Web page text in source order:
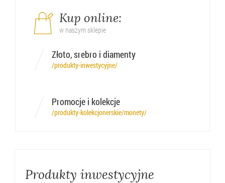
Kup online:
w naszym sklepie
Złoto, srebro i diamenty
/produkty-inwestycyjne/
Promocje i kolekcje
/produkty-kolekcjonerskie/monety/
Produkty inwestycyjne